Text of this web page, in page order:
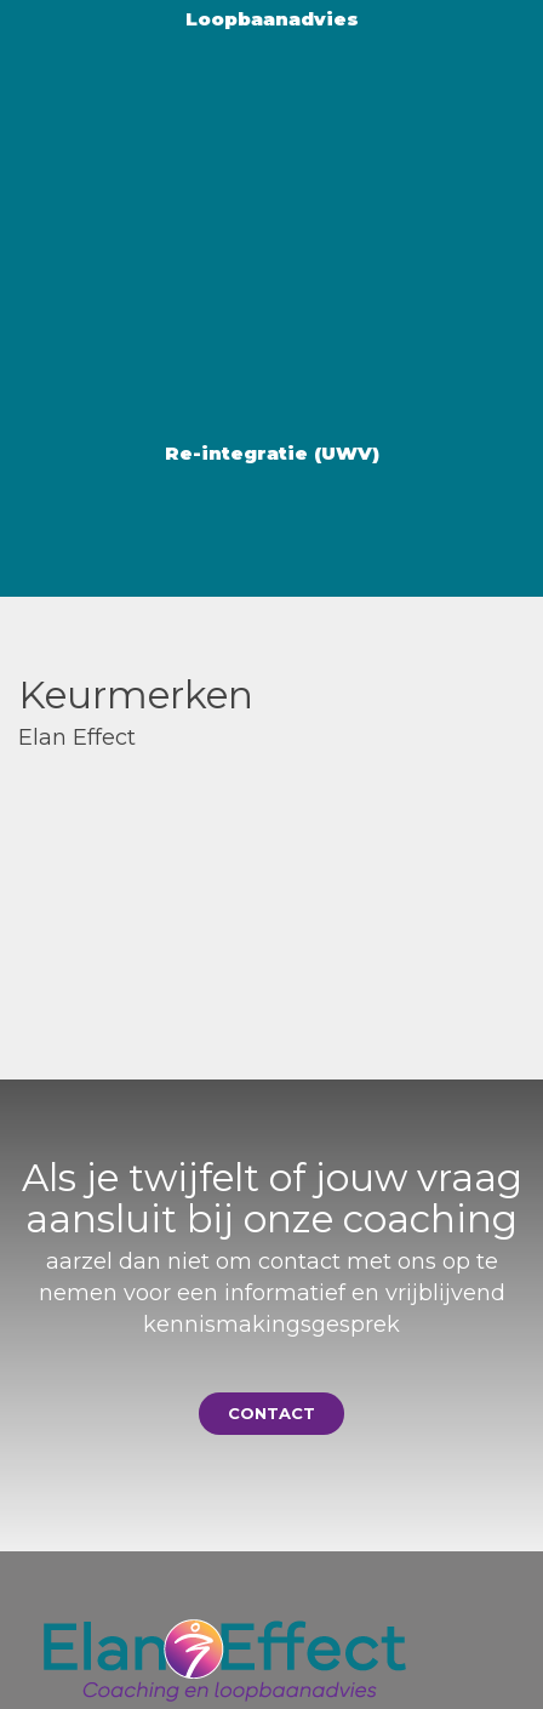
Loopbaanadvies
Re-integratie (UWV)
Keurmerken
Elan Effect
Als je twijfelt of jouw vraag
aansluit bij onze coaching
aarzel dan niet om contact met ons op te
nemen voor een informatief en vrijblijvend
kennismakingsgesprek
CONTACT